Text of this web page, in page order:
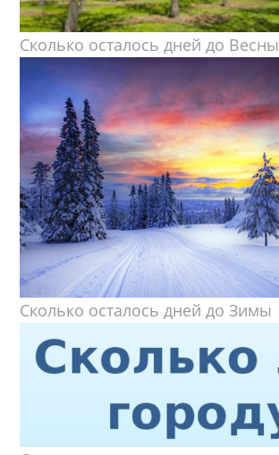
Сколько осталось дней до Весны
Сколько осталось дней до Зимы